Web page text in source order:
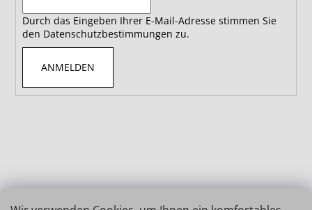
Durch das Eingeben Ihrer E-Mail-Adresse stimmen Sie
den Datenschutzbestimmungen zu.
ANMELDEN